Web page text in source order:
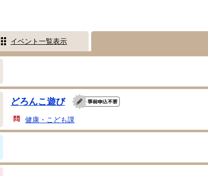
イベント一覧表示
どろんこ遊び
健康・こども課